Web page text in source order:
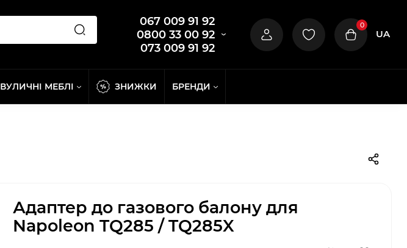
067 009 91 92
0800 33 00 92
073 009 91 92
0
UA
ВУЛИЧНІ МЕБЛІ ЗНИЖКИ БРЕНДИ
Адаптер до газового балону для
Napoleon TQ285 / TQ285X